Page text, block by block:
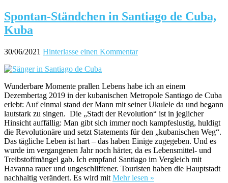
Spontan-Ständchen in Santiago de Cuba,
Kuba
30/06/2021 Hinterlasse einen Kommentar
Wunderbare Momente prallen Lebens habe ich an einem
Dezembertag 2019 in der kubanischen Metropole Santiago de Cuba
erlebt: Auf einmal stand der Mann mit seiner Ukulele da und begann
lautstark zu singen. Die „Stadt der Revolution“ ist in jeglicher
Hinsicht auffällig: Man gibt sich immer noch kampfeslustig, huldigt
die Revolutionäre und setzt Statements für den „kubanischen Weg“.
Das tägliche Leben ist hart – das haben Einige zugegeben. Und es
wurde im vergangenen Jahr noch härter, da es Lebensmittel- und
Treibstoffmängel gab. Ich empfand Santiago im Vergleich mit
Havanna rauer und ungeschliffener. Touristen haben die Hauptstadt
nachhaltig verändert. Es wird mit Mehr lesen »